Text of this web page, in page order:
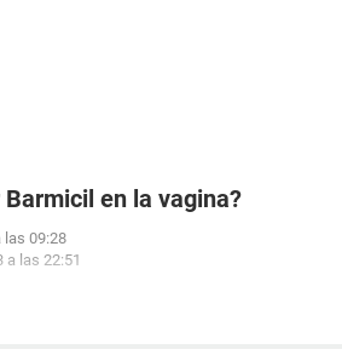
en la vagina?
las 09:28
a las 22:51